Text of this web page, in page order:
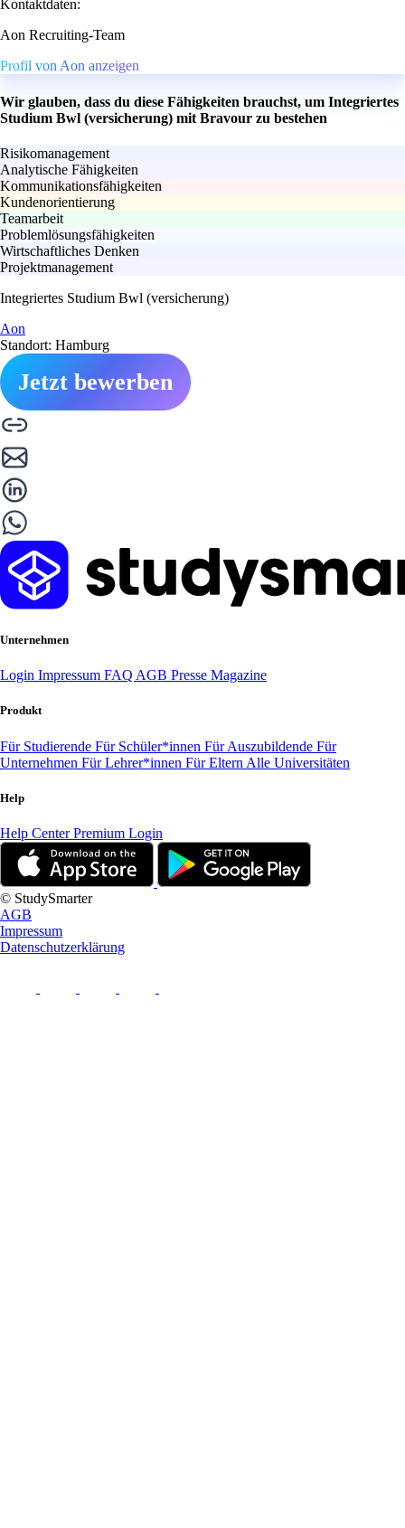
Kontaktdaten:
Aon Recruiting-Team
Profil von Aon anzeigen
Wir glauben, dass du diese Fähigkeiten brauchst, um Integriertes
Studium Bwl (versicherung) mit Bravour zu bestehen
Risikomanagement
Analytische Fähigkeiten
Kommunikationsfähigkeiten
Kundenorientierung
Teamarbeit
Problemlösungsfähigkeiten
Wirtschaftliches Denken
Projektmanagement
Integriertes Studium Bwl (versicherung)
Aon
Standort: Hamburg
Jetzt bewerben
Unternehmen
Login Impressum FAQ AGB Presse Magazine
Produkt
Für Studierende Für Schüler*innen Für Auszubildende Für
Unternehmen Für Lehrer*innen Für Eltern Alle Universitäten
Help
Help CenterPremium Login
© StudySmarter
AGB
Impressum
Datenschutzerklärung